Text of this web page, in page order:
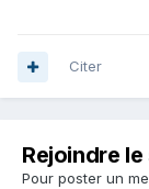
Citer
Rejoindre
Pour poster un